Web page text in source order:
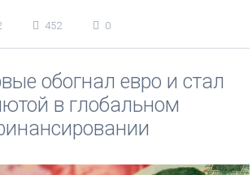
452 0
обогнал евро и стал
в глобальном